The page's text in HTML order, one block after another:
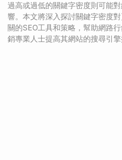
過高或過低的關鍵字密度則可能
響。本文將深入探討關鍵字密度
關的SEO工具和策略，幫助網路
銷專業人士提高其網站的搜尋引擎